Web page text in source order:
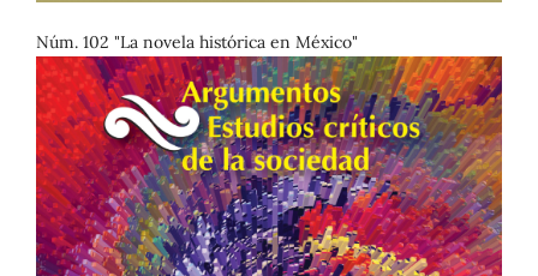
Núm. 102 "La novela histórica en México"